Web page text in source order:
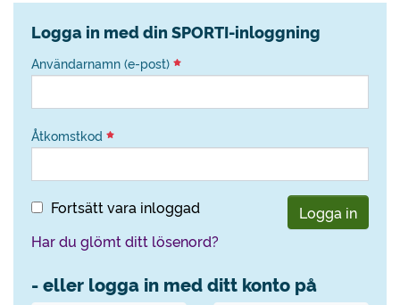
Logga in med din SPORTI-inloggning
Användarnamn (e-post)
Åtkomstkod
Fortsätt vara inloggad
Logga in
Har du glömt ditt lösenord?
- eller logga in med ditt konto på